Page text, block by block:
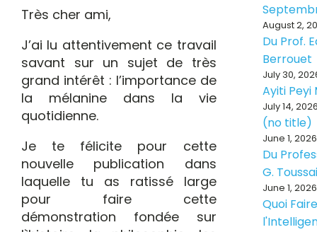
Très cher ami,
J’ai lu attentivement ce travail
savant sur un sujet de très
grand intérêt : l’importance de
la mélanine dans la vie
quotidienne.
Je te félicite pour cette
nouvelle publication dans
laquelle tu as ratissé large
pour faire cette
démonstration fondée sur
August 2,
Du Prof.
Berrouet
July 30,
Ayiti Peyi
July 14,
(no title)
June 1, 2026
Du
G.
June 1, 2026
Quoi